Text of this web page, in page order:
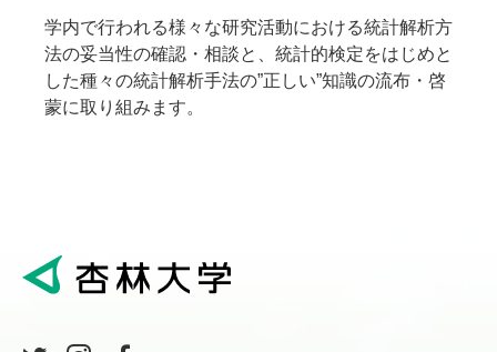
学内で行われる様々な研究活動における統計解析方
法の妥当性の確認・相談と、統計的検定をはじめと
した種々の統計解析手法の”正しい”知識の流布・啓
蒙に取り組みます。